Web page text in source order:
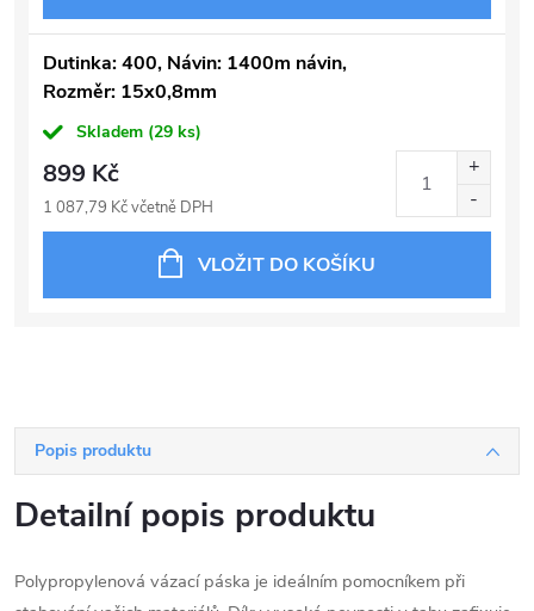
Dutinka: 400, Návin: 1400m návin,
Rozměr: 15x0,8mm
Skladem (29 ks)
899 Kč
1 087,79 Kč včetně DPH
VLOŽIT DO KOŠÍKU
Popis produktu
Detailní popis produktu
Polypropylenová vázací páska je ideálním pomocníkem při